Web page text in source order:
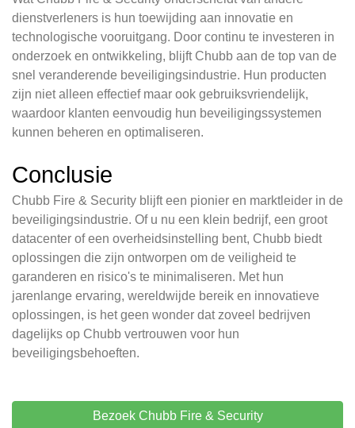
dienstverleners is hun toewijding aan innovatie en
technologische vooruitgang. Door continu te investeren in
onderzoek en ontwikkeling, blijft Chubb aan de top van de
snel veranderende beveiligingsindustrie. Hun producten
zijn niet alleen effectief maar ook gebruiksvriendelijk,
waardoor klanten eenvoudig hun beveiligingssystemen
kunnen beheren en optimaliseren.
Conclusie
Chubb Fire & Security blijft een pionier en marktleider in de
beveiligingsindustrie. Of u nu een klein bedrijf, een groot
datacenter of een overheidsinstelling bent, Chubb biedt
oplossingen die zijn ontworpen om de veiligheid te
garanderen en risico's te minimaliseren. Met hun
jarenlange ervaring, wereldwijde bereik en innovatieve
oplossingen, is het geen wonder dat zoveel bedrijven
dagelijks op Chubb vertrouwen voor hun
beveiligingsbehoeften.
Bezoek Chubb Fire & Security